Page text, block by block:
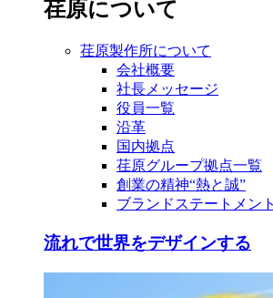
荏原について
荏原製作所について
会社概要
社長メッセージ
役員一覧
沿革
国内拠点
荏原グループ拠点一覧
創業の精神“熱と誠”
ブランドステートメント
流れで世界をデザインする